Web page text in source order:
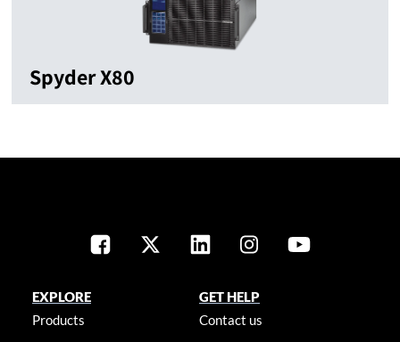
Spyder X80
EXPLORE
Products
GET HELP
Contact us